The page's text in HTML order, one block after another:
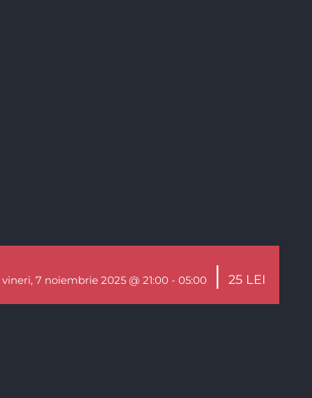
vineri, 7 noiembrie 2025 @ 21:00 - 05:00 | 25 LEI